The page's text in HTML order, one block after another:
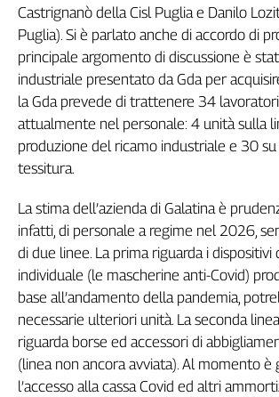
Collettiva
Academy
Collettiva
Rubriche
Collettiva
Talk
settimana
Collettiva
Girasoli
Il
Economica
Tech
It
Easy
Castrignanò della Cisl Puglia e Danilo
Puglia). Si è parlato anche di accordo di
principale argomento di discussione è
industriale presentato da Gda per
la Gda prevede di trattenere 34
attualmente nel personale: 4 unità sulla
produzione del ricamo industriale e 30
tessitura.
La stima dell’azienda di Galatina è
infatti, di personale a regime nel 2026,
di due linee. La prima riguarda i dispositivi
individuale (le mascherine anti-Covid)
base all’andamento della pandemia,
necessarie ulteriori unità. La seconda
riguarda borse ed accessori di
(linea non ancora avviata). Al momento è
l’accesso alla cassa Covid ed altri